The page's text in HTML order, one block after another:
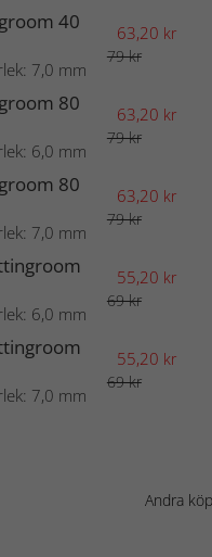
40
7,0 mm
63,20 kr
79 kr
80
6,0 mm
63,20 kr
79 kr
80
7,0 mm
63,20 kr
79 kr
6,0 mm
55,20 kr
69 kr
7,0 mm
55,20 kr
69 kr
Andra